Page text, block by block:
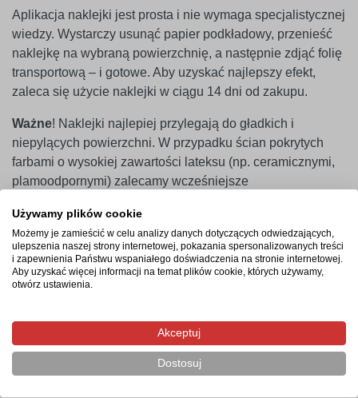
Aplikacja naklejki jest prosta i nie wymaga specjalistycznej
wiedzy. Wystarczy usunąć papier podkładowy, przenieść
naklejkę na wybraną powierzchnię, a następnie zdjąć folię
transportową – i gotowe. Aby uzyskać najlepszy efekt,
zaleca się użycie naklejki w ciągu 14 dni od zakupu.
Ważne! Naklejki najlepiej przylegają do gładkich i
niepylących powierzchni. W przypadku ścian pokrytych
farbami o wysokiej zawartości lateksu (np. ceramicznymi,
plamoodpornymi) zalecamy wcześniejsze
ponosi odpowiedzialności za nieprawidłowe zastosowanie
produktu. Naklejkę należy montować minimum 14 dni po
malowaniu ścian.
Termin realizacji
Produkcja rozpocznie się po zaksięgowaniu płatności i
potrwa od 2-4 dni roboczych. Następnie przesyłka
Używamy plików cookie
Możemy je zamieścić w celu analizy danych dotyczących odwiedzających,
ulepszenia naszej strony internetowej, pokazania spersonalizowanych treści
i zapewnienia Państwu wspaniałego doświadczenia na stronie internetowej.
Aby uzyskać więcej informacji na temat plików cookie, których używamy,
otwórz ustawienia.
Akceptuj
Dostosuj